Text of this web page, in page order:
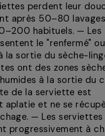
perdent leur
après 50–80
habituels. — Les
le "renfermé" ou
la sortie du sèche-
ont des zones
à la sortie du
de la serviette est
aplatie et ne se
— Les serviettes
progressivement à